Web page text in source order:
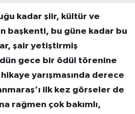
kadar şiir, kültür ve
başkenti, bu güne kadar bu
şair yetiştirmiş
gece bir ödül törenine
yarışmasında derece
ilk kez görseler de
rağmen çok bakımlı,